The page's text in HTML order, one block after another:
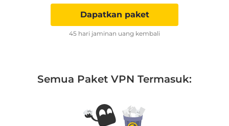
Dapatkan paket
45 hari jaminan uang kembali
Semua Paket VPN Termasuk: